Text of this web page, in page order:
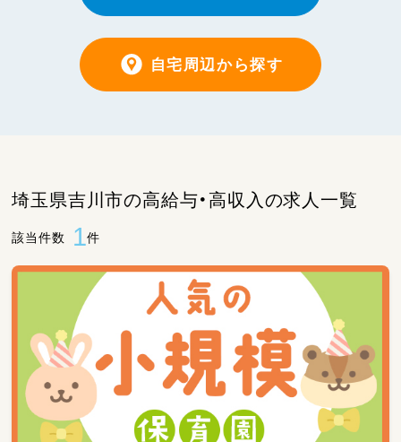
自宅周辺から探す
埼玉県吉川市の高給与・高収入の求人一覧
該当件数 1件